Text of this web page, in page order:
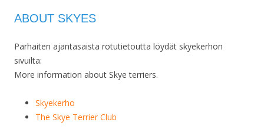
ABOUT SKYES
Parhaiten ajantasaista rotutietoutta löydät skyekerhon
sivuilta:
More information about Skye terriers.
Skyekerho
The Skye Terrier Club